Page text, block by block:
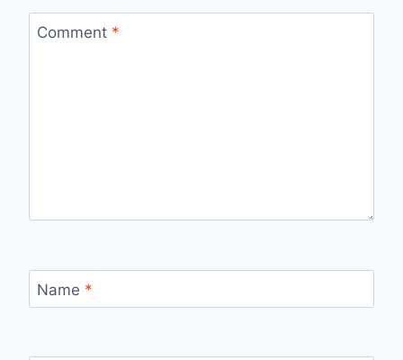
Comment *
Name *